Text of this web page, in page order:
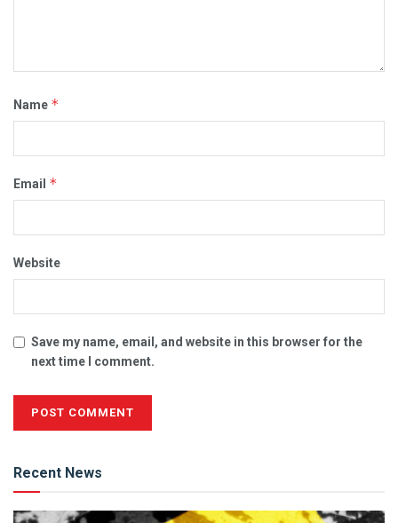
Name *
Email *
Website
Save my name, email, and website in this browser for the
next time I comment.
Recent News